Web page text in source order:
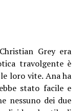
Grey era
travolgente è
loro vite. Ana ha
stato facile e
nessuno dei due